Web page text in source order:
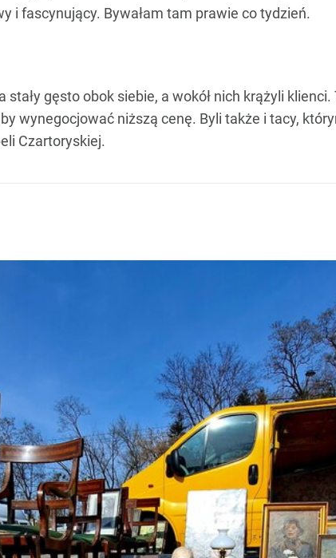
i fascynujący. Bywałam tam prawie co tydzień.
gęsto obok siebie, a wokół nich krążyli
wynegocjować niższą cenę. Byli także i tacy,
Czartoryskiej.